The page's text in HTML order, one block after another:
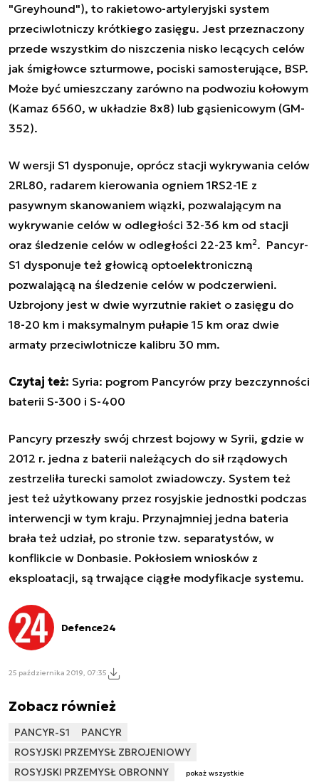
"Greyhound"), to rakietowo-artyleryjski system
przeciwlotniczy krótkiego zasięgu. Jest przeznaczony
przede wszystkim do niszczenia nisko lecących celów
jak śmigłowce szturmowe, pociski samosterujące, BSP.
Może być umieszczany zarówno na podwoziu kołowym
(Kamaz 6560, w układzie 8x8) lub gąsienicowym (GM-
352).
W wersji S1 dysponuje, oprócz stacji wykrywania celów
2RL80, radarem kierowania ogniem1RS2-1E z
pasywnym skanowaniem wiązki, pozwalającym na
wykrywanie celów w odległości 32-36 km od stacji
oraz śledzenie celów w odległości 22-23 km2. Pancyr-
S1 dysponuje też głowicą optoelektroniczną
pozwalającą na śledzenie celów w podczerwieni.
Uzbrojony jest w dwie wyrzutnie rakiet o zasięgu do
18-20 km i maksymalnym pułapie 15 km oraz dwie
armaty przeciwlotnicze kalibru 30 mm.
Czytaj też: Syria: pogrom Pancyrów przy bezczynności
baterii S-300 i S-400
Pancyry przeszły swój chrzest bojowy w Syrii, gdzie w
2012 r. jedna z baterii należących do sił rządowych
zestrzeliła turecki samolot zwiadowczy. System też
jest też użytkowany przez rosyjskie jednostki podczas
interwencji w tym kraju. Przynajmniej jedna bateria
brała też udział, po stronie tzw. separatystów, w
konflikcie w Donbasie. Pokłosiem wniosków z
eksploatacji, są trwające ciągłe modyfikacje systemu.
Defence24
25 października 2019, 07:35
Zobacz również
PANCYR-S1
PANCYR
ROSYJSKI PRZEMYSŁ ZBROJENIOWY
ROSYJSKI PRZEMYSŁ OBRONNY
pokaż wszystkie